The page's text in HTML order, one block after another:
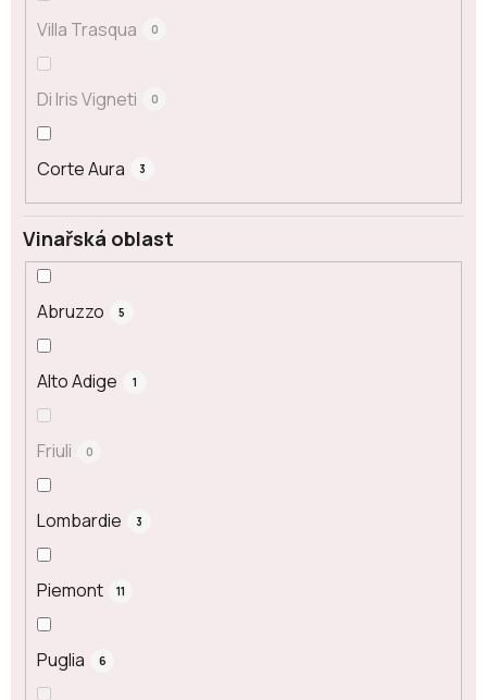
Villa Trasqua 0
Di Iris Vigneti 0
Corte Aura 3
Vinařská oblast
Abruzzo 5
Alto Adige 1
Friuli 0
Lombardie 3
Piemont 11
Puglia 6